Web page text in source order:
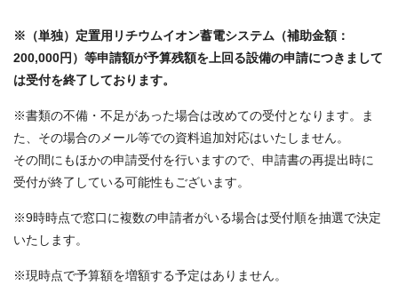
※（単独）定置用リチウムイオン蓄電システム（補助金額：
200,000円）等申請額が予算残額を上回る設備の申請につきまして
は受付を終了しております。
※書類の不備・不足があった場合は改めての受付となります。ま
た、その場合のメール等での資料追加対応はいたしません。
その間にもほかの申請受付を行いますので、申請書の再提出時に
受付が終了している可能性もございます。
※9時時点で窓口に複数の申請者がいる場合は受付順を抽選で決定
いたします。
※現時点で予算額を増額する予定はありません。